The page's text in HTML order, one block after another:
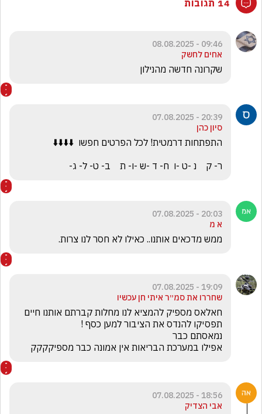
14 תגובות
09:46 - 08.08.2025
אחים לחשק
שקרונה חדשה מהנילון
20:39 - 07.08.2025
סיון כהן
ר- ק    נ -ט -ו  ח- ד -ש -ו- ת    ב- ט- ל- ג-
20:03 - 07.08.2025
א מ
ממש מדכאים אותנו.. כאילו לא חסר לנו צרות.
19:09 - 07.08.2025
שחררו את סמ״ר איתי חן עכשיו
אפילו במערכת הבריאות אין אמונה כבר מספיקקקק
18:56 - 07.08.2025
אבי הצדיק